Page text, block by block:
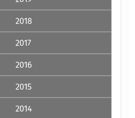
2018
2017
2016
2015
2014